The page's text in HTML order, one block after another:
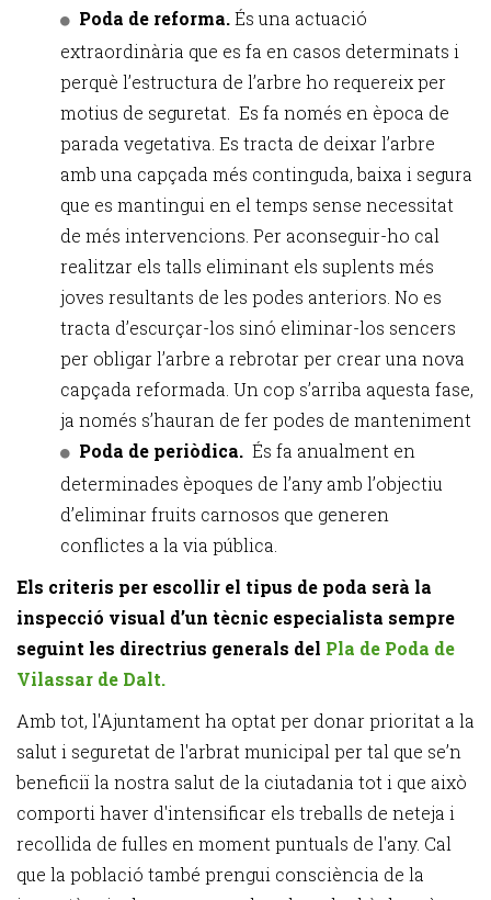
Poda de reforma.És una actuació
extraordinària que es fa en casos determinats i
perquè l’estructura de l’arbre ho requereix per
motius de seguretat. Es fa només en època de
parada vegetativa. Es tracta de deixar l’arbre
amb una capçada més continguda, baixa i segura
que es mantingui en el temps sense necessitat
de més intervencions. Per aconseguir-ho cal
realitzar els talls eliminant els suplents més
joves resultants de les podes anteriors. No es
tracta d’escurçar-los sinó eliminar-los sencers
per obligar l’arbre a rebrotar per crear una nova
capçada reformada. Un cop s’arriba aquesta fase,
ja només s’hauran de fer podes de manteniment
Poda de periòdica. És fa anualment en
determinades èpoques de l’any amb l’objectiu
d’eliminar fruits carnosos que generen
conflictes a la via pública.
Els criteris per escollir el tipus de poda serà la
inspecció visual d’un tècnic especialista sempre
seguint les directrius generals del Pla de Poda de
Vilassar de Dalt.
Amb tot, l'Ajuntament ha optat per donar prioritat a la
salut i seguretat de l'arbrat municipal per tal que se’n
beneficiï la nostra salut de la ciutadania tot i que això
comporti haver d'intensificar els treballs de neteja i
recollida de fulles en moment puntuals de l'any. Cal
que la població també prengui consciència de la